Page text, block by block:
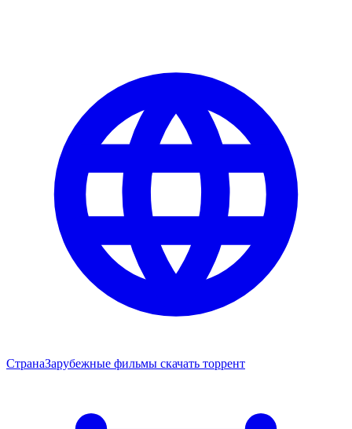
СтранаЗарубежные фильмы скачать торрент